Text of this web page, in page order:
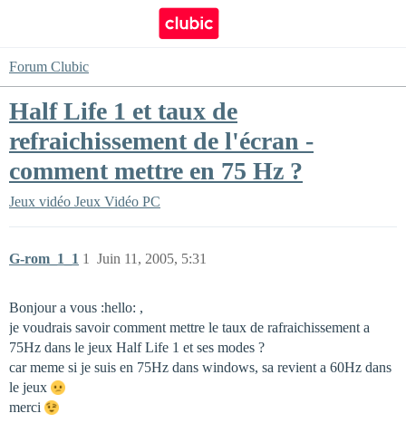
Forum Clubic
Half Life 1 et taux de
refraichissement de l'écran -
comment mettre en 75 Hz ?
Jeux vidéo Jeux Vidéo PC
G-rom_1_1 Juin 11, 2005, 5:31
1
Bonjour a vous :hello: ,
je voudrais savoir comment mettre le taux de rafraichissement a
75Hz dans le jeux Half Life 1 et ses modes ?
car meme si je suis en 75Hz dans windows, sa revient a 60Hz dans
le jeux
merci